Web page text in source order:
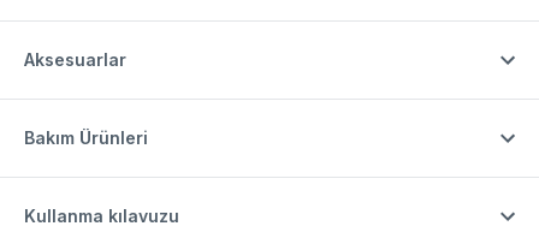
Aksesuarlar
Bakım Ürünleri
Kullanma kılavuzu